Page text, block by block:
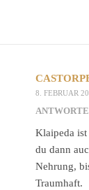
8. FEBRUAR
Klaipeda ist
du dann
Nehrung,
Traumhaft.